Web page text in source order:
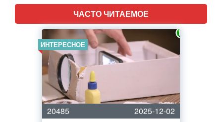
ЧАСТО ЧИТАЕМОЕ
ИНТЕРЕСНОЕ
20485
2025-12-02